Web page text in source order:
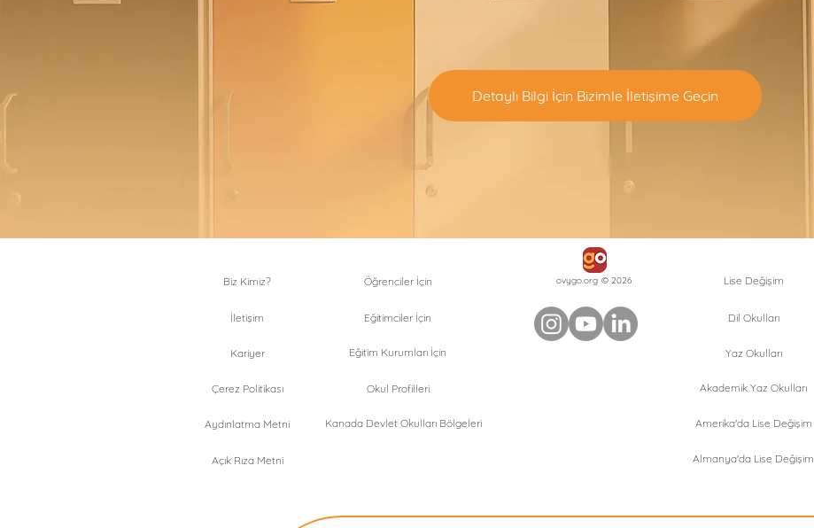
Detaylı Bilgi İçin Bizimle İletişime Geçin
Biz Kimiz? Öğrenciler İçin Lise Değişim
ovygo.org © 2026
İletişim
Kariyer
Eğitimciler İçin
Eğitim Kurumları İçin
Çerez Politikası
Aydınlatma Metni
Okul Profilleri
Kanada Devlet Okulları Bölgeleri
Açık Rıza Metni
Dil Okulları
Yaz Okulları
Akademik Yaz Okulları
Amerika'da Lise Değişim
Almanya'da Lise Değişim